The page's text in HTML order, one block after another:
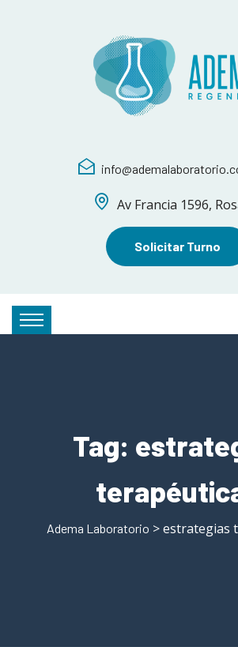
Av Francia 1596,
Solicitar Turno
Tag:
Adema Laboratorio > estrategias